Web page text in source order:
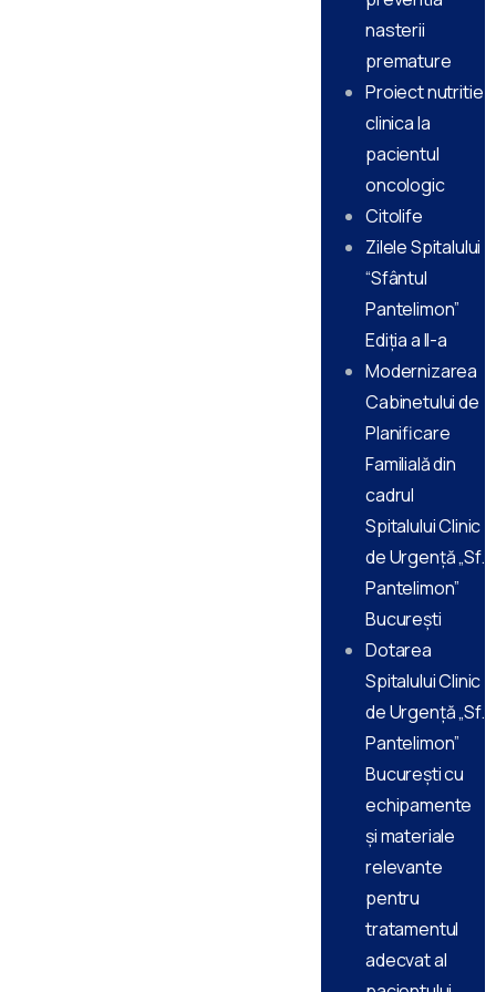
nasterii
premature
Proiect nutritie
clinica la
pacientul
oncologic
Citolife
Zilele Spitalului
“Sfântul
Pantelimon”
Ediţia a II-a
Modernizarea
Cabinetului de
Planificare
Familială din
cadrul
Spitalului Clinic
de Urgență „Sf.
Pantelimon”
București
Dotarea
Spitalului Clinic
de Urgență „Sf.
Pantelimon”
București cu
echipamente
și materiale
relevante
pentru
tratamentul
adecvat al